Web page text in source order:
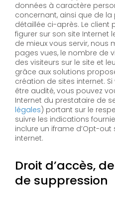
données à caractère
concernant, ainsi que de la
détaillée ci-après. Le client
figurer sur son site Internet
de mieux vous servir, nous
pages vues, le nombre de
des visiteurs sur le site et
grâce aux solutions proposées par la société de
création de sites internet.
être audité, vous pouvez
Internet du prestataire de
légales) portant sur le respect de la vie privée et y
suivre les indications
inclure un iframe d’Opt-
internet.
Droit d’accès,
de suppression